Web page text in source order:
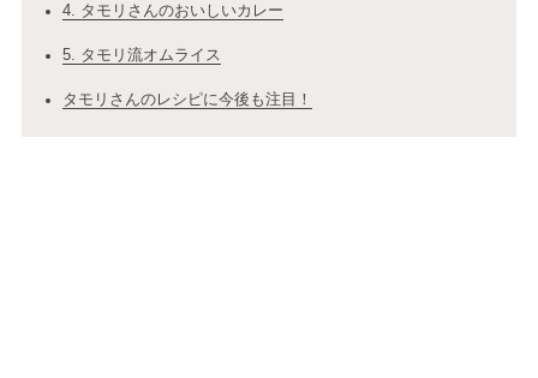
4. タモリさんのおいしいカレー
5. タモリ流オムライス
タモリさんのレシピに今後も注目！